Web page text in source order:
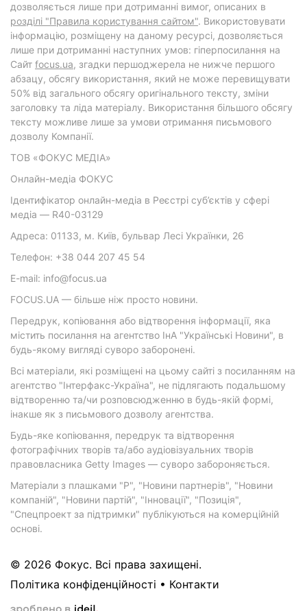
дозволяється лише при дотриманні вимог, описаних в
розділі "Правила користування сайтом". Використовувати
інформацію, розміщену на даному ресурсі, дозволяється
лише при дотриманні наступних умов: гіперпосилання на
Cайт focus.ua, згадки першоджерела не нижче першого
абзацу, обсягу використання, який не може перевищувати
50% від загального обсягу оригінального тексту, зміни
заголовку та ліда матеріалу. Використання більшого обсягу
тексту можливе лише за умови отримання письмового
дозволу Компанії.
ТОВ «ФОКУС МЕДІА»
Онлайн-медіа ФОКУС
Ідентифікатор онлайн-медіа в Реєстрі суб’єктів у сфері
медіа — R40-03129
Адреса: 01133, м. Київ, бульвар Лесі Українки, 26
Телефон: +38 044 207 45 54
E-mail: info@focus.ua
FOCUS.UA — більше ніж просто новини.
Передрук, копіювання або відтворення інформації, яка
містить посилання на агентство ІнА "Українські Новини", в
будь-якому вигляді суворо заборонені.
Всі матеріали, які розміщені на цьому сайті з посиланням на
агентство "Інтерфакс-Україна", не підлягають подальшому
відтворенню та/чи розповсюдженню в будь-якій формі,
інакше як з письмового дозволу агентства.
Будь-яке копіювання, передрук та відтворення
фотографічних творів та/або аудіовізуальних творів
правовласника Getty Images — суворо забороняється.
Матеріали з плашками "Р", "Новини партнерів", "Новини
компаній", "Новини партій", "Інновації", "Позиція",
"Спецпроект за підтримки" публікуються на комерційній
основі.
© 2026 Фокус. Всі права захищені.
Політика конфіденційності • Контакти